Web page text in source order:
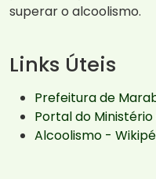
superar o alcoolismo.
Links Úteis
Prefeitura de
Portal do Ministério
Alcoolismo -